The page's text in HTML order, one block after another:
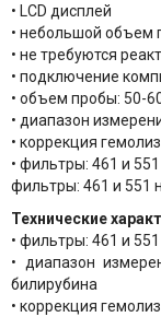
• LCD дисплей
• небольшой объем
• не требуются
• подключение
• объем пробы: 50-
• диапазон
• коррекция
• фильтры: 461 и
фильтры: 461 и 551
Технические
• фильтры: 461 и
• диапазон
билирубина
• коррекция